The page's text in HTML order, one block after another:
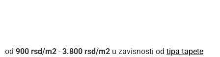
900 rsd - 3.800 rsd u zavisnosti od tipa tapete